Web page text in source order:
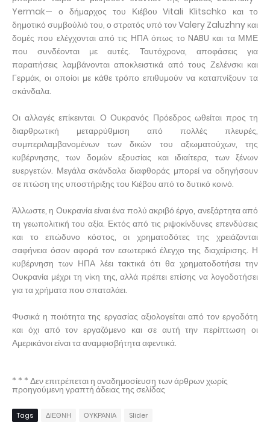
Yermak— ο δήμαρχος του Κιέβου Vitali Klitschko και το
δημοτικό συμβούλιό του, ο στρατός υπό τον Valery Zaluzhny και
δομές που ελέγχονται από τις ΗΠΑ όπως το NABU και τα ΜΜΕ
που συνδέονται με αυτές. Ταυτόχρονα, αποφάσεις για
παραιτήσεις λαμβάνονται αποκλειστικά από τους Ζελένσκι και
Γερμάκ, οι οποίοι με κάθε τρόπο επιθυμούν να καταπνίξουν τα
σκάνδαλα.
Οι αλλαγές επίκεινται. Ο Ουκρανός Πρόεδρος ωθείται προς τη
διαρθρωτική μεταρρύθμιση από πολλές πλευρές,
συμπεριλαμβανομένων των δικών του αξιωματούχων, της
κυβέρνησης, των δομών εξουσίας και ιδιαίτερα, των ξένων
ευεργετών. Μεγάλα σκάνδαλα διαφθοράς μπορεί να οδηγήσουν
σε πτώση της υποστήριξης του Κιέβου από το δυτικό κοινό.
Άλλωστε, η Ουκρανία είναι ένα πολύ ακριβό έργο, ανεξάρτητα από
τη γεωπολιτική του αξία. Εκτός από τις ριψοκίνδυνες επενδύσεις
και το επώδυνο κόστος, οι χρηματοδότες της χρειάζονται
σαφήνεια όσον αφορά τον εσωτερικό έλεγχο της διαχείρισης. Η
κυβέρνηση των ΗΠΑ λέει τακτικά ότι θα χρηματοδοτήσει την
Ουκρανία μέχρι τη νίκη της, αλλά πρέπει επίσης να λογοδοτήσει
για τα χρήματα που σπαταλάει.
Φυσικά η ποιότητα της εργασίας αξιολογείται από τον εργοδότη
και όχι από τον εργαζόμενο και σε αυτή την περίπτωση οι
Αμερικάνοι είναι τα αναμφισβήτητα αφεντικά.
* * * Δεν επιτρέπεται η αναδημοσίευση των άρθρων χωρίς
προηγούμενη γραπτή άδειας της σελίδας
Tags ΔΙΕΘΝΗ ΟΥΚΡΑΝΙΑ Slider